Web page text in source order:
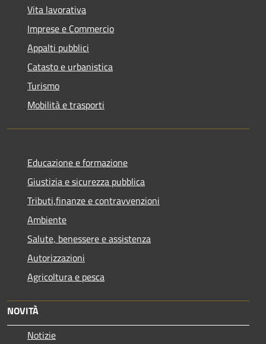
Vita lavorativa
Imprese e Commercio
Appalti pubblici
Catasto e urbanistica
Turismo
Mobilità e trasporti
Educazione e formazione
Giustizia e sicurezza pubblica
Tributi,finanze e contravvenzioni
Ambiente
Salute, benessere e assistenza
Autorizzazioni
Agricoltura e pesca
NOVITÀ
Notizie